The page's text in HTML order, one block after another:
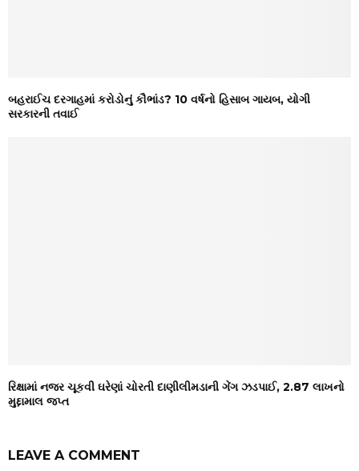
બહરાઈચ દરગાહમાં કરોડોનું કૌભાંડ? 10 વર્ષનો હિસાબ ગાયબ, યોગી
સરકારની તવાઈ
રિક્ષામાં નજર ચૂકવી ઘરેણાં ચોરતી દાણીલીમડાની ગેંગ ઝડપાઈ, ₹2.87 લાખનો
મુદ્દામાલ જપ્ત
LEAVE A COMMENT